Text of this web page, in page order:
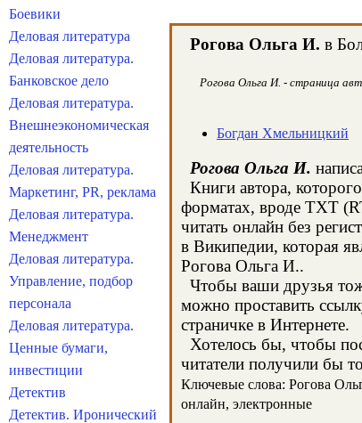
Рогова Ольга И. в
Рогова Ольга И. - страница
Богдан Хмельницкий
Рогова Ольга И.
Книги автора,
форматах, вроде TXT
читать онлайн без
в Википедии, которая
Рогова Ольга И..
Чтобы ваши друзья
можно проставить
страничке в Интернете.
Хотелось бы, чтобы
читатели получили бы
Ключевые слова: Рогова
онлайн, электронные
Боевики
Деловая литература
Деловая литература.
Банковское дело
Деловая литература.
Внешнеэкономическая
деятельность
Деловая литература.
Маркетинг, PR, реклама
Деловая литература.
Менеджмент
Деловая литература.
Управление, подбор
персонала
Деловая литература.
Ценные бумаги,
инвестиции
Детектив
Детектив. Иронический